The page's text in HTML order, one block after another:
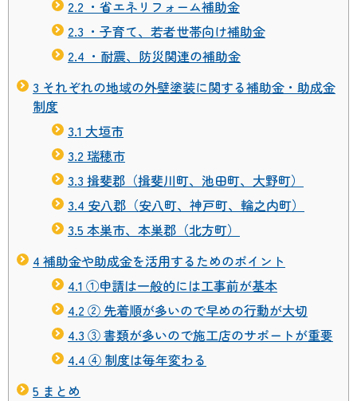
2.2 ・省エネリフォーム補助金
2.3 ・子育て、若者世帯向け補助金
2.4 ・耐震、防災関連の補助金
3 それぞれの地域の外壁塗装に関する補助金・助成金
制度
3.1 大垣市
3.2 瑞穂市
3.3 揖斐郡（揖斐川町、池田町、大野町）
3.4 安八郡（安八町、神戸町、輪之内町）
3.5 本巣市、本巣郡（北方町）
4 補助金や助成金を活用するためのポイント
4.1 ①申請は一般的には工事前が基本
4.2 ② 先着順が多いので早めの行動が大切
4.3 ③ 書類が多いので施工店のサポートが重要
4.4 ④ 制度は毎年変わる
5 まとめ